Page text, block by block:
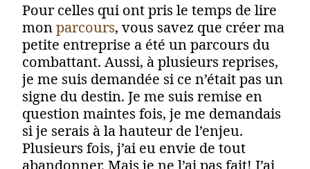
Pour celles qui ont pris le temps de lire
monparcours, vous savez que créer ma
petite entreprise a été un parcours du
combattant. Aussi, à plusieurs reprises,
je me suis demandée si ce n’était pas un
signe du destin. Je me suis remise en
question maintes fois, je me demandais
si je serais à la hauteur de l’enjeu.
Plusieurs fois, j’ai eu envie de tout